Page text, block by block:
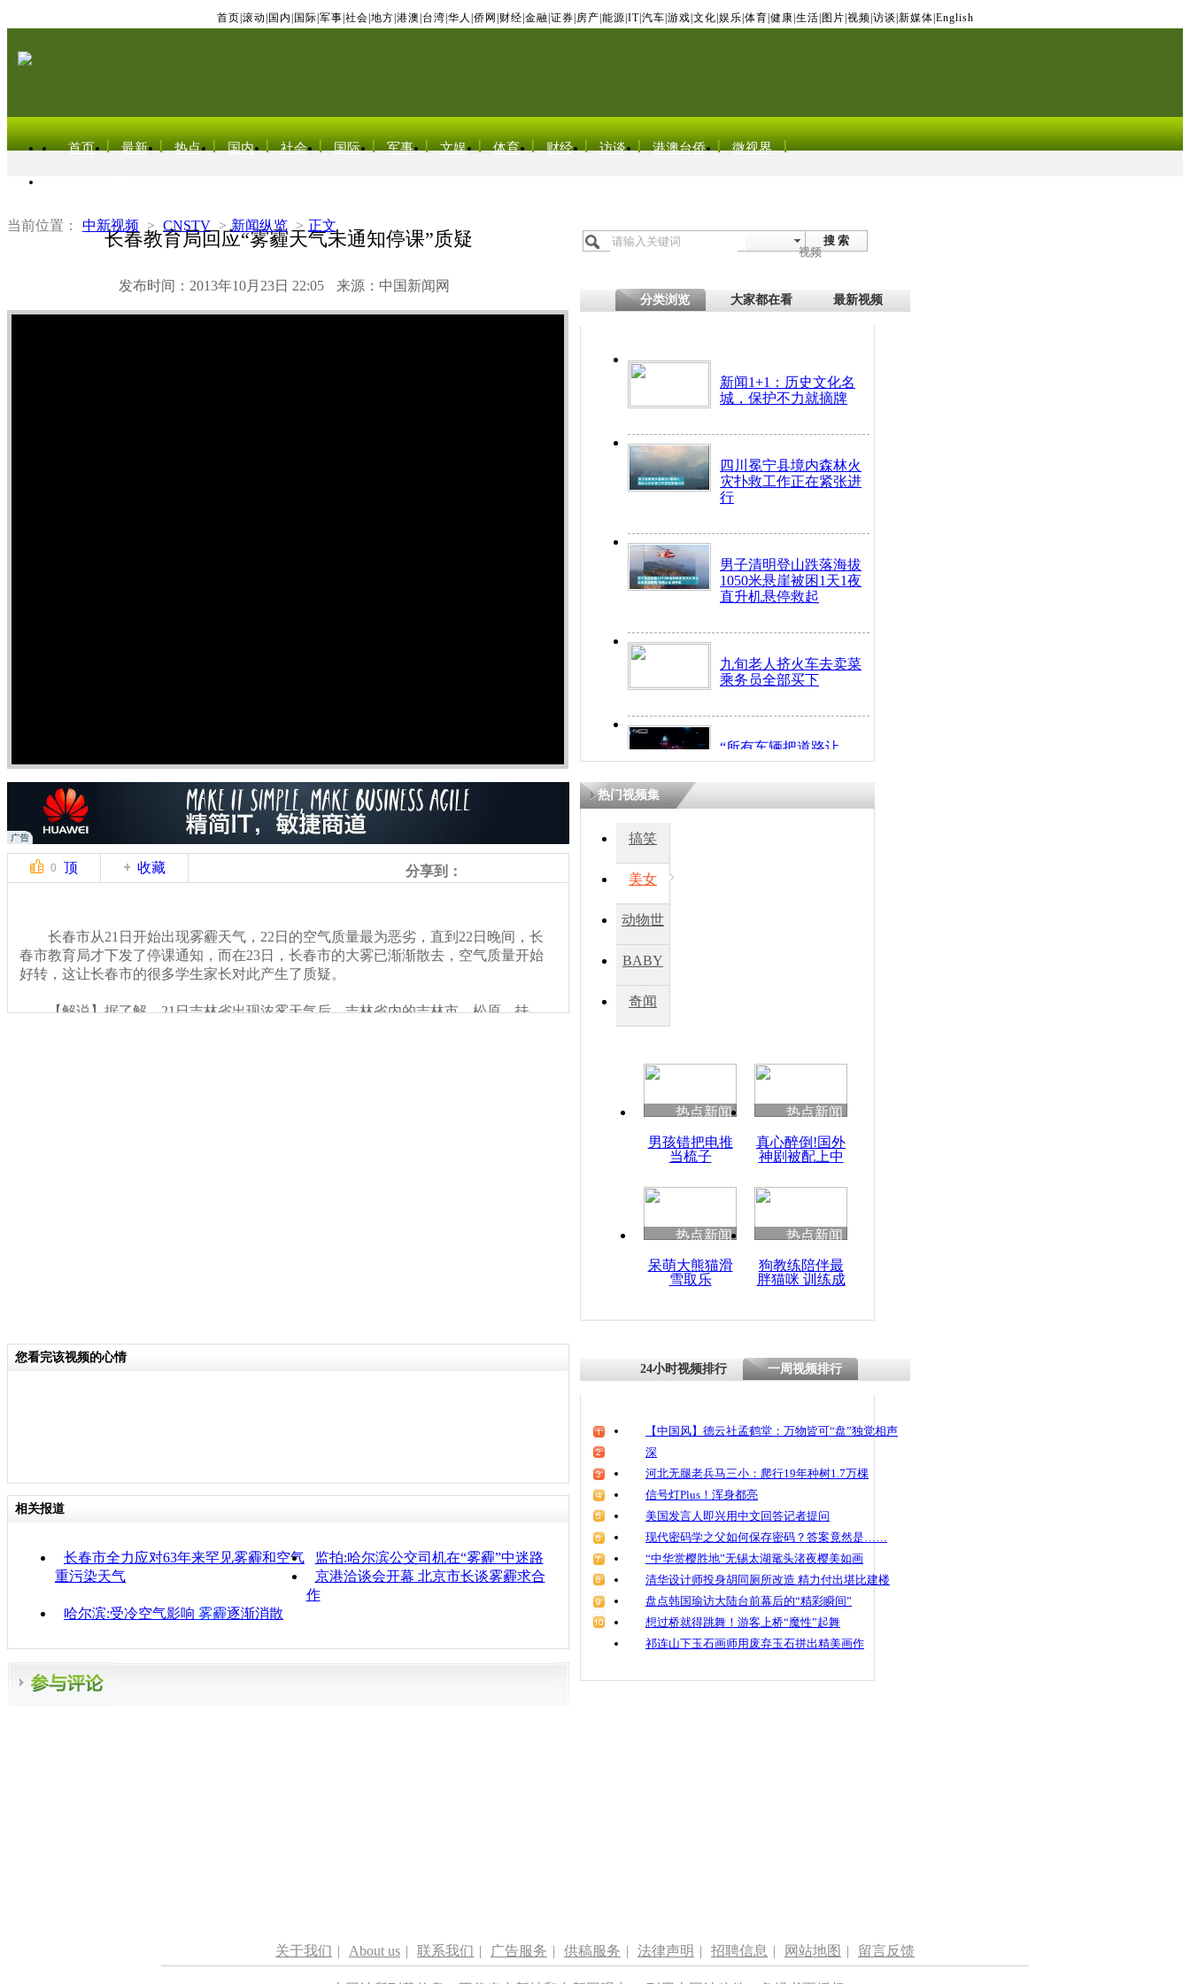
首页 滚动 国内 国际 军事 社会 地方 港澳 台湾 华人 侨网 财经 金融 证券 房产 能源 IT| 汽车 游戏 文化 娱乐 体育 健康 生活 图片 视频 访谈 新媒体 English
首页 最新 热点 国内 社会 国际 军事 文娱 体育 财经 访谈 港澳台侨 微视界
当前位置： 中新视频 > CNSTV > 新闻纵览 > 正文
长春教育局回应“雾霾天气未通知停课”质疑
发布时间：2013年10月23日 22:05 来源：中国新闻网
搜 索
视频
分类浏览 大家都在看 最新视频
新闻1+1：历史文化名
城，保护不力就摘牌
四川冕宁县境内森林火
灾扑救工作正在紧张进
行
男子清明登山跌落海拔
1050米悬崖被困1天1夜
直升机悬停救起
九旬老人挤火车去卖菜
乘务员全部买下
“所有车辆把道路让
开！”儿童突发疾病交
因
度苗族花山节
魂
0 顶 收藏 分享到：
长春市从21日开始出现雾霾天气，22日的空气质量最为恶劣，直到22日晚间，长
春市教育局才下发了停课通知，而在23日，长春市的大雾已渐渐散去，空气质量开始
好转，这让长春市的很多学生家长对此产生了质疑。
【解说】据了解，21日吉林省出现浓雾天气后，吉林省内的吉林市、松原、扶
热门视频集
搞笑
美女
动物世
BABY
秀
奇闻
热点新闻
男孩错把电推
当梳子
热点新闻
真心醉倒!国外
神剧被配上中
热点新闻
呆萌大熊猫滑
雪取乐
热点新闻
狗教练陪伴最
胖猫咪 训练成
您看完该视频的心情
相关报道
长春市全力应对63年来罕见雾霾和空气
重污染天气
监拍:哈尔滨公交司机在“雾霾”中迷路
京港洽谈会开幕 北京市长谈雾霾求合
作
哈尔滨:受冷空气影响 雾霾逐渐消散
24小时视频排行 一周视频排行
【中国风】德云社孟鹤堂：万物皆可“盘”独觉相声
深
河北无腿老兵马三小：爬行19年种树1.7万棵
信号灯Plus！浑身都亮
美国发言人即兴用中文回答记者提问
现代密码学之父如何保存密码？答案竟然是……
“中华赏樱胜地”无锡太湖鼋头渚夜樱美如画
清华设计师投身胡同厕所改造 精力付出堪比建楼
盘点韩国瑜访大陆台前幕后的“精彩瞬间”
想过桥就得跳舞！游客上桥“魔性”起舞
祁连山下玉石画师用废弃玉石拼出精美画作
关于我们 | About us | 联系我们 | 广告服务 | 供稿服务 | 法律声明 | 招聘信息 | 网站地图 | 留言反馈